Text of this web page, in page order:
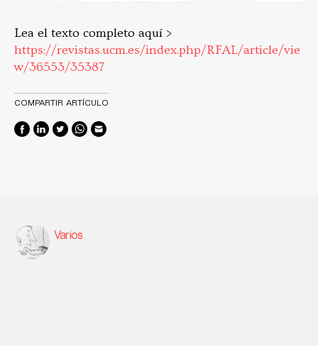
Lea el texto completo aquí >
https://revistas.ucm.es/index.php/RFAL/article/vie
w/36553/35387
COMPARTIR ARTÍCULO
Varios